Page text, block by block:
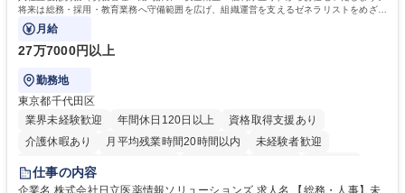
将来は総務・採用・教育業務へ守備範囲を広げ、組織運営を支えるゼネラリストをめざせ
ます。
月給
27万7000円以上
勤務地
東京都千代田区
業界未経験歓迎
年間休日120日以上
資格取得支援あり
介護休暇あり
月平均残業時間20時間以内
未経験者歓迎
住宅手当あり
育休あり
完全週休2日制 交通費支給 土日祝休み 寮・社宅あり
仕事の内容
企業名 株式会社日立医薬情報ソリューションズ 求人名 【総務・人事】未